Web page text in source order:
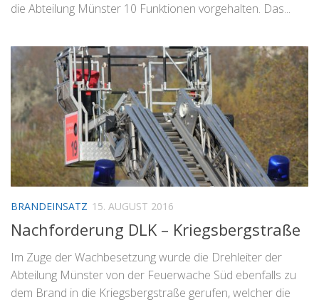
die Abteilung Münster 10 Funktionen vorgehalten. Das...
BRANDEINSATZ 15. AUGUST 2016
Nachforderung DLK – Kriegsbergstraße
Im Zuge der Wachbesetzung wurde die Drehleiter der
Abteilung Münster von der Feuerwache Süd ebenfalls zu
dem Brand in die Kriegsbergstraße gerufen, welcher die